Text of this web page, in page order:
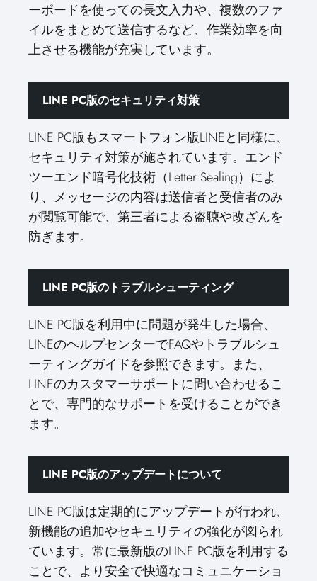
ーボードを使っての長文入力や、複数のファ
イルをまとめて送信するなど、作業効率を向
上させる機能が充実しています。
LINE PC版のセキュリティ対策
LINE PC版もスマートフォン版LINEと同様に、
セキュリティ対策が施されています。エンド
ツーエンド暗号化技術（Letter Sealing）によ
り、メッセージの内容は送信者と受信者のみ
が閲覧可能で、第三者による盗聴や改ざんを
防ぎます。
LINE PC版のトラブルシューティング
LINE PC版を利用中に問題が発生した場合、
LINEのヘルプセンターでFAQやトラブルシュ
ーティングガイドを参照できます。また、
LINEのカスタマーサポートに問い合わせるこ
とで、専門的なサポートを受けることができ
ます。
LINE PC版のアップデートについて
LINE PC版は定期的にアップデートが行われ、
新機能の追加やセキュリティの強化が図られ
ています。常に最新版のLINE PC版を利用する
ことで、より安全で快適なコミュニケーショ